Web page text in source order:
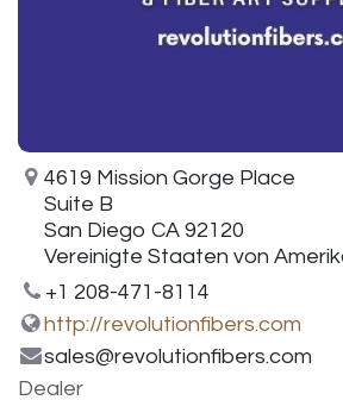
4619 Mission Gorge Place
Suite B
San Diego CA 92120
Vereinigte Staaten von
+1 208-471-8114
http://revolutionfibers.com
sales@revolutionfibers.com
Dealer